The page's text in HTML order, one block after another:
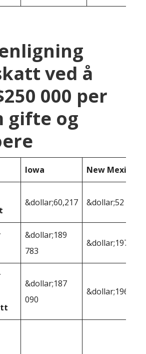
ved å
000 per
gifte og
Iowa New Mexico
&dollar;60,217 &dollar;52 028
&dollar;189
783
&dollar;197 972
&dollar;187
090
&dollar;196,209